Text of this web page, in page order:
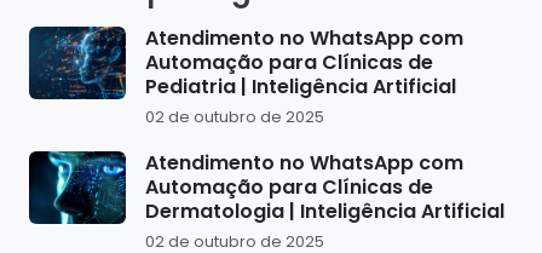
Atendimento no WhatsApp com
Automação para Clínicas de
Pediatria | Inteligência Artificial
02 de outubro de 2025
Atendimento no WhatsApp com
Automação para Clínicas de
Dermatologia | Inteligência Artificial
02 de outubro de 2025